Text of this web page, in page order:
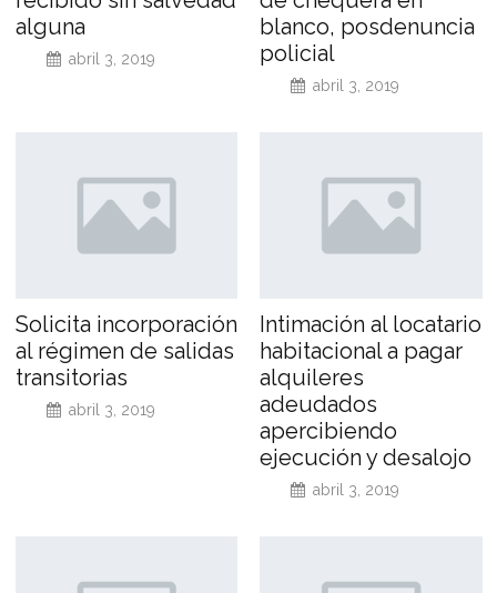
alguna
abril 3, 2019
blanco, posdenuncia
policial
abril 3, 2019
Solicita incorporación
al régimen de salidas
transitorias
abril 3, 2019
Intimación al locatario
habitacional a pagar
alquileres
adeudados
apercibiendo
ejecución y desalojo
abril 3, 2019